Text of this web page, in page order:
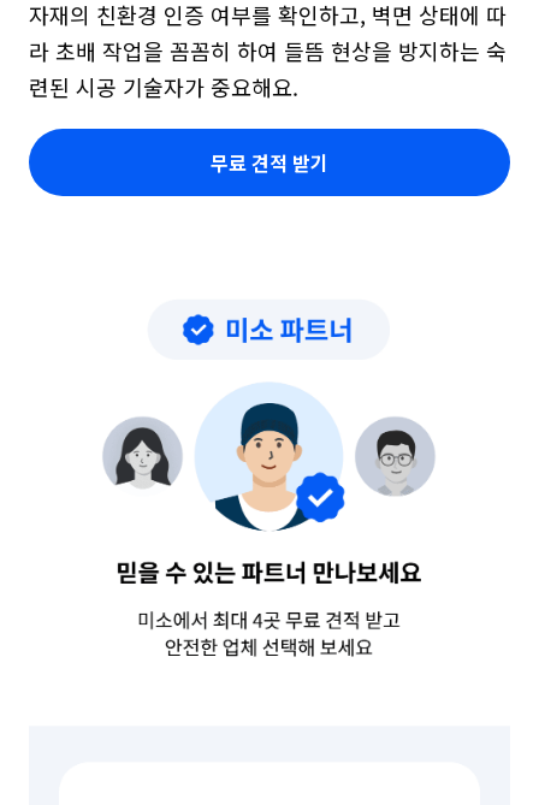
자재의 친환경 인증 여부를 확인하고, 벽면 상태에 따
라 초배 작업을 꼼꼼히 하여 들뜸 현상을 방지하는 숙
련된 시공 기술자가 중요해요.
무료 견적 받기